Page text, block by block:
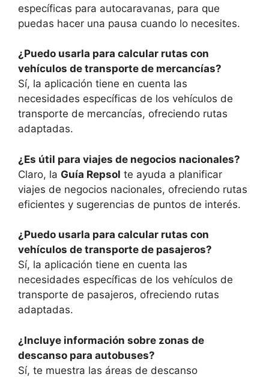
específicas para autocaravanas, para que
puedas hacer una pausa cuando lo necesites.
¿Puedo usarla para calcular rutas con
vehículos de transporte de mercancías?
Sí, la aplicación tiene en cuenta las
necesidades específicas de los vehículos de
transporte de mercancías, ofreciendo rutas
adaptadas.
¿Es útil para viajes de negocios nacionales?
Claro, la Guía Repsol te ayuda a planificar
viajes de negocios nacionales, ofreciendo rutas
eficientes y sugerencias de puntos de interés.
¿Puedo usarla para calcular rutas con
vehículos de transporte de pasajeros?
Sí, la aplicación tiene en cuenta las
necesidades específicas de los vehículos de
transporte de pasajeros, ofreciendo rutas
adaptadas.
¿Incluye información sobre zonas de
descanso para autobuses?
Sí, te muestra las áreas de descanso